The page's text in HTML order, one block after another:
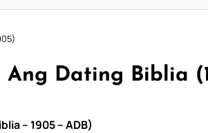
Ang Dating Biblia
– 1905 – ADB)